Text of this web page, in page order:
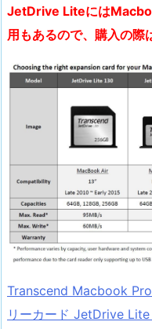
JetDrive Liteには
用もあるので、購入の際
Transcend Macbook
リーカード JetDrive